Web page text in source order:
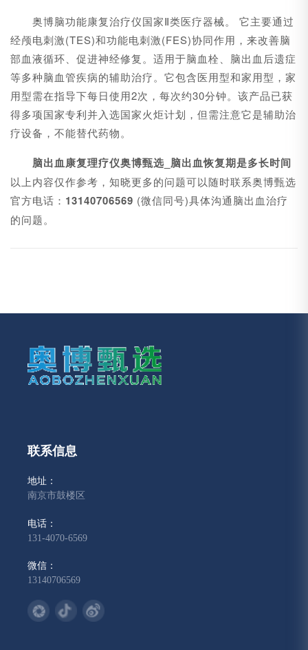
奥博脑功能康复治疗仪国家Ⅱ类医疗器械。 它主要通过
经颅电刺激(TES)和功能电刺激(FES)协同作用，来改善脑
部血液循环、促进神经修复。适用于脑血栓、脑出血后遗症
等多种脑血管疾病的辅助治疗。它包含医用型和家用型，家
用型需在指导下每日使用2次，每次约30分钟。该产品已获
得多项国家专利并入选国家火炬计划，但需注意它是辅助治
疗设备，不能替代药物。
脑出血康复理疗仪奥博甄选_脑出血恢复期是多长时间
以上内容仅作参考，知晓更多的问题可以随时联系奥博甄选
官方电话： 13140706569 (微信同号)具体沟通脑出血治疗
的问题。
联系信息
地址：
南京市鼓楼区
电话：
131-4070-6569
微信：
13140706569